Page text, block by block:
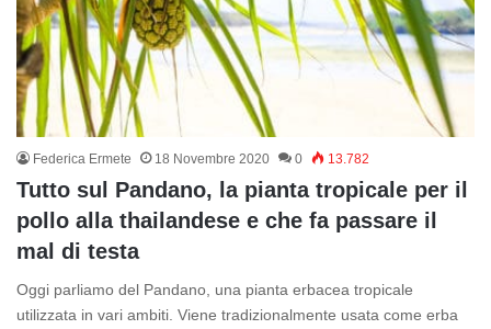
Federica Ermete 18 Novembre 2020 0 13.782
Tutto sul Pandano, la pianta tropicale per il
pollo alla thailandese e che fa passare il
mal di testa
Oggi parliamo del Pandano, una pianta erbacea tropicale
utilizzata in vari ambiti. Viene tradizionalmente usata come erba